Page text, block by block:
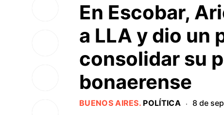
En Escobar,
a LLA y dio un
consolidar su
bonaerense
BUENOS AIRES. POLÍTICA · 8 de